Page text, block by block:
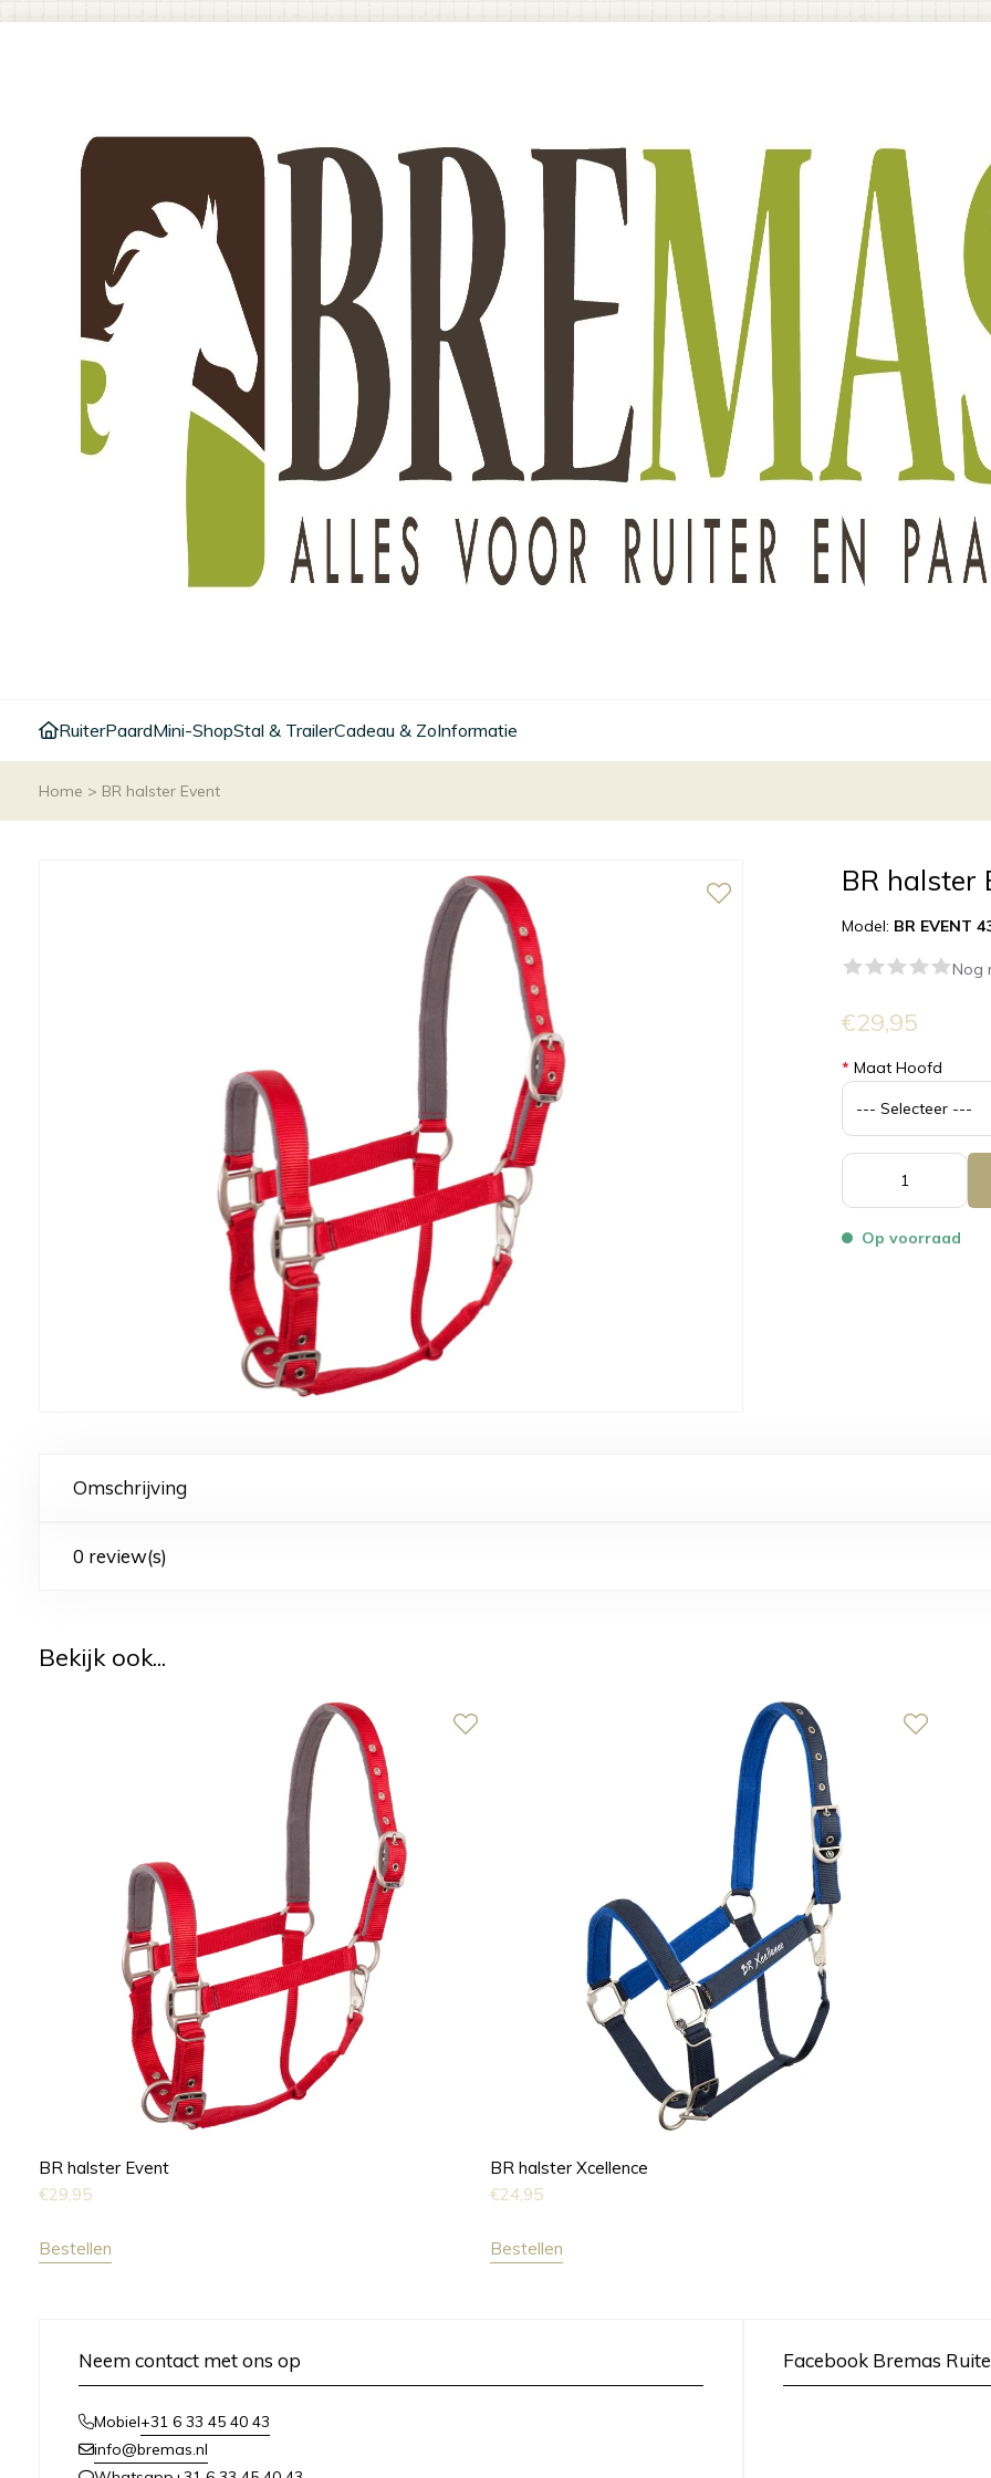
RuiterPaardMini-ShopStal & TrailerCadeau & ZoInformatie
Home > BR halster Event
BR halster
Model: BR EVENT
Nog
€29,95
* Maat Hoofd
Op voorraad
Omschrijving
0 review(s)
Bekijk ook...
BR halster Event
€29,95
Bestellen
BR halster Xcellence
€24,95
Bestellen
Neem contact met ons op
Mobiel+31 6 33 45 40 43
info@bremas.nl
Facebook Bremas